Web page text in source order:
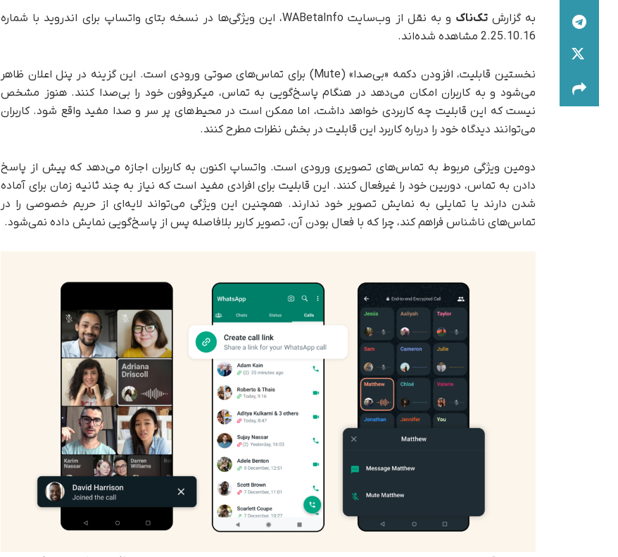
به گزارشتک‌ناک
و به نقل از وب‌سایت WABetaInfo، این ویژگی‌ها در نسخه بتای واتساپ برای اندروید با شماره
2.25.10.16 مشاهده شده‌اند.
نخستین قابلیت، افزودن دکمه «بی‌صدا» (Mute) برای تماس‌های صوتی ورودی است. این گزینه در پنل اعلان ظاهر
می‌شود و به کاربران امکان می‌دهد در هنگام پاسخ‌گویی به تماس، میکروفون خود را بی‌صدا کنند. هنوز مشخص
نیست که این قابلیت چه کاربردی خواهد داشت، اما ممکن است در محیط‌های پر سر و صدا مفید واقع شود. کاربران
می‌توانند دیدگاه خود را درباره کاربرد این قابلیت در بخش نظرات مطرح کنند.
دومین ویژگی مربوط به تماس‌های تصویری ورودی است. واتساپ اکنون به کاربران اجازه می‌دهد که پیش از پاسخ
دادن به تماس، دوربین خود را غیرفعال کنند. این قابلیت برای افرادی مفید است که نیاز به چند ثانیه زمان برای آماده
شدن دارند یا تمایلی به نمایش تصویر خود ندارند. همچنین این ویژگی می‌تواند لایه‌ای از حریم خصوصی را در
تماس‌های ناشناس فراهم کند، چرا که با فعال بودن آن، تصویر کاربر بلافاصله پس از پاسخ‌گویی نمایش داده نمی‌شود.